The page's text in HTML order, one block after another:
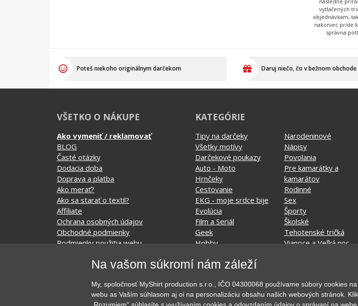
vytlačených
objednávkam,
nakoniec príde
správna
Poteš niekoho originálnym darčekom Daruj niečo, čo v bežnom obchode
VŠETKO O NÁKUPE
Ako vymeniť / reklamovať
BLOG
Časté otázky
Dodacia doba
Doprava a platba
Ako merať?
Ako sa starať o textil?
Affiliate
Ochrana osobných údajov
Obchodné podmienky
Podmienky použitia webu
KONTAKTY
KATEGÓRIE
Tipy na darčeky
Všetky motívy
Darčekové poukazy
Auto - Moto
Hrnčeky
Cestovanie
EKG - moje srdce bije
Evolúcia
Film a Seriál
Geek
Hobby
Jedlo, pitie a relax
Láska
Narodeninové
Nápisy
Povolania
Pre kamarátky a
kamarátov
Rodinné
Sex
Športy
Školské
Tehotenské tričká
Vianoce a Veľká noc
MyShirt
Na vašom súkromí nám záleží
My, spoločnosť MyShirt production s.r.o., IČO 04300068 používame súbory cookies
webu as Vaším súhlasom aj oi na personalizáciu obsahu našich webových stránok.